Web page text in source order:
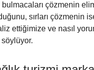
bulmacaları çözmenin
sırları çözmenin
ettiğimize ve nasıl